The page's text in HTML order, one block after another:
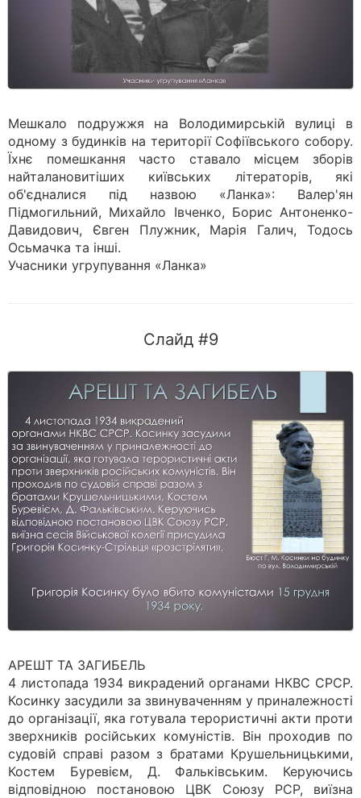
Мешкало подружжя на Володимирській вулиці в
одному з будинків на території Софіївського собору.
Їхнє помешкання часто ставало місцем зборів
найталановитіших київських літераторів, які
об'єдналися під назвою «Ланка»: Валер'ян
Підмогильний, Михайло Івченко, Борис Антоненко-
Давидович, Євген Плужник, Марія Галич, Тодось
Осьмачка та інші.
Учасники угрупування «Ланка»
Слайд #9
АРЕШТ ТА ЗАГИБЕЛЬ
4 листопада 1934 викрадений органами НКВС СРСР.
Косинку засудили за звинуваченням у приналежності
до організації, яка готувала терористичні акти проти
зверхників російських комуністів. Він проходив по
судовій справі разом з братами Крушельницькими,
Костем Буревієм, Д. Фальківським. Керуючись
відповідною постановою ЦВК Союзу РСР, виїзна